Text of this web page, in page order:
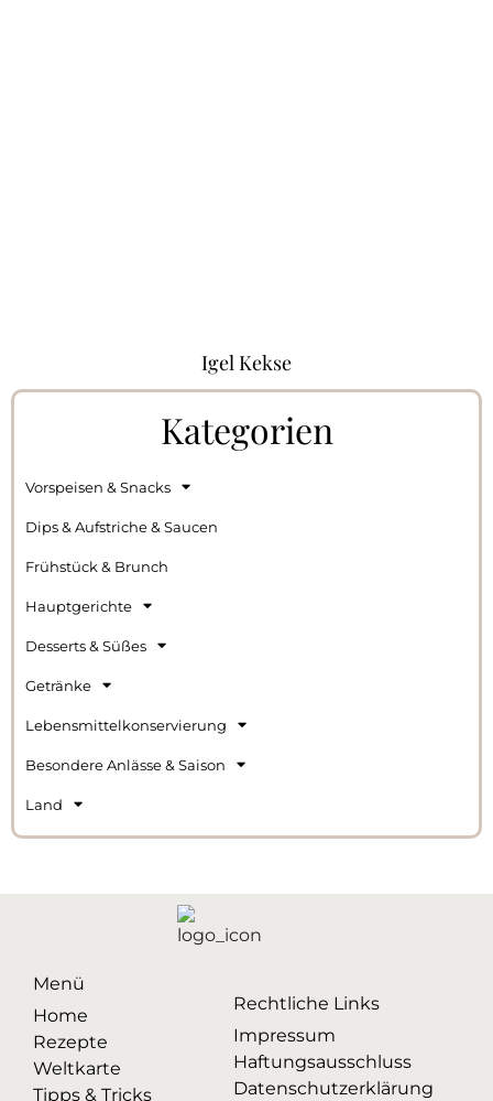
Igel Kekse
Kategorien
Vorspeisen & Snacks
Dips & Aufstriche & Saucen
Frühstück & Brunch
Hauptgerichte
Desserts & Süßes
Getränke
Lebensmittelkonservierung
Besondere Anlässe & Saison
Land
Menü
Home
Rezepte
Weltkarte
Tipps & Tricks
Rechtliche Links
Impressum
Haftungsausschluss
Datenschutzerklärung